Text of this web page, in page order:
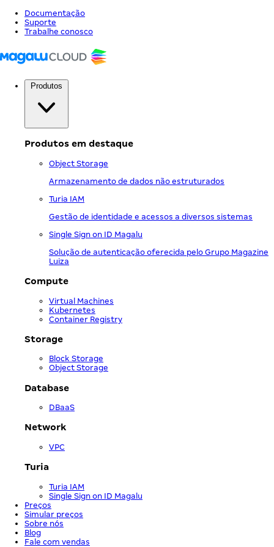
Documentação
Suporte
Trabalhe conosco
Produtos em destaque
Object Storage
Armazenamento de dados não estruturados
Turia IAM
Gestão de identidade e acessos a diversos sistemas
Single Sign on ID Magalu
Solução de autenticação oferecida pelo Grupo Magazine
Luiza
Compute
Virtual Machines
Kubernetes
Container Registry
Storage
Block Storage
Object Storage
Database
DBaaS
Network
VPC
Turia
Turia IAM
Single Sign on ID Magalu
Preços
Simular preços
Sobre nós
Blog
Fale com vendas